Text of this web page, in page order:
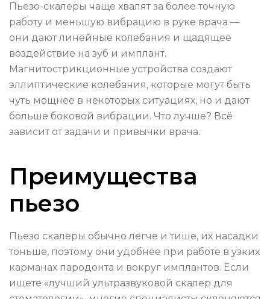
Пьезо-скалеры чаще хвалят за более точную
работу и меньшую вибрацию в руке врача —
они дают линейные колебания и щадящее
воздействие на зуб и имплант.
Магнитострикционные устройства создают
эллиптические колебания, которые могут быть
чуть мощнее в некоторых ситуациях, но и дают
больше боковой вибрации. Что лучше? Всё
зависит от задачи и привычки врача.
Преимущества
пьезо
Пьезо скалеры обычно легче и тише, их насадки
тоньше, поэтому они удобнее при работе в узких
карманах пародонта и вокруг имплантов. Если
ищете «лучший ультразвуковой скалер для